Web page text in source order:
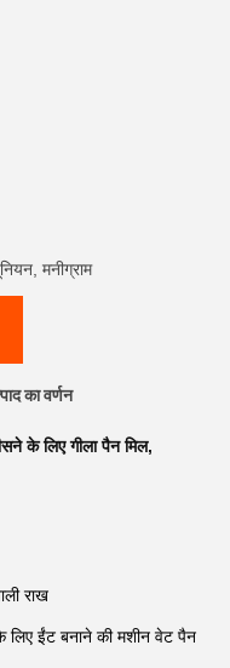
मनीग्राम
का वर्णन
के लिए गीला पैन मिल,
राख
ईंट बनाने की मशीन वेट पैन